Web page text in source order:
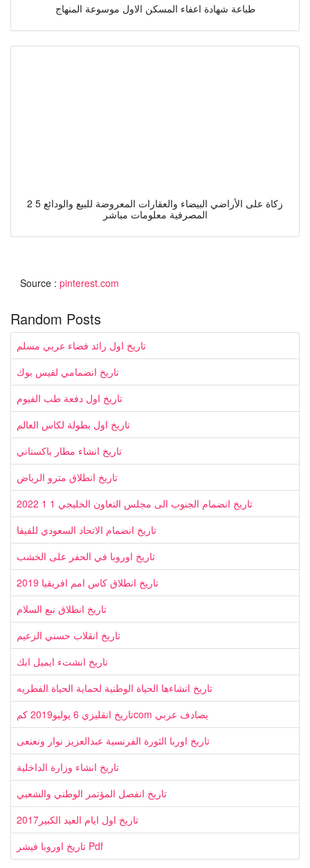
طباعة شهادة اعفاء المسكن الاول موسوعة المنهاج
2 5 زكاة على الأراضي البيضاء والعقارات المعروضة للبيع والودائع
المصرفية معلومات مباشر
Source : pinterest.com
Random Posts
تاريخ اول رائد فضاء عربي مسلم
تاريخ انضمامي لفيس بوك
تاريخ اول دفعة طب الفيوم
تاريخ اول بطولة لكاس العالم
تاريخ انشاء مطار باكستاني
تاريخ انطلاق مترو الرياض
تاريخ انضمام الجنوب الى مجلس التعاون الخليجي 1 1 2022
تاريخ انضمام الاتحاد السعودي للفيفا
تاريخ اوروبا في الحفر على الخشب
تاريخ انطلاق كاس امم افريقيا 2019
تاريخ انطلاق نبع السلام
تاريخ انقلاب حسني الزعيم
تاريخ انشتء ايميل ابك
تاريخ انشاءها الحياة الوطنية لحماية الحياة الفطريه
تاريخ انقليزي 6 يوليو2019 كمcom يصادف عربي
تاريخ اوربا الثورة الفرنسية عبدالعزيز نوار ونعنعى
تاريخ انشاء وزارة الداخلية
تاريخ انفصل المؤتمر الوطني والشعبي
تاريخ اول ايام العيد الكبير2017
تاريخ اوروبا فيشر Pdf